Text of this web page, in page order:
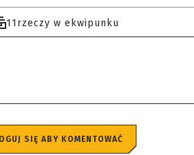
11rzeczy w ekwipunku
SIĘ ABY KOMENTOWAĆ